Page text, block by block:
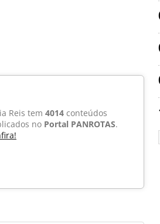
Reis tem 4014 conteúdos
no Portal PANROTAS.